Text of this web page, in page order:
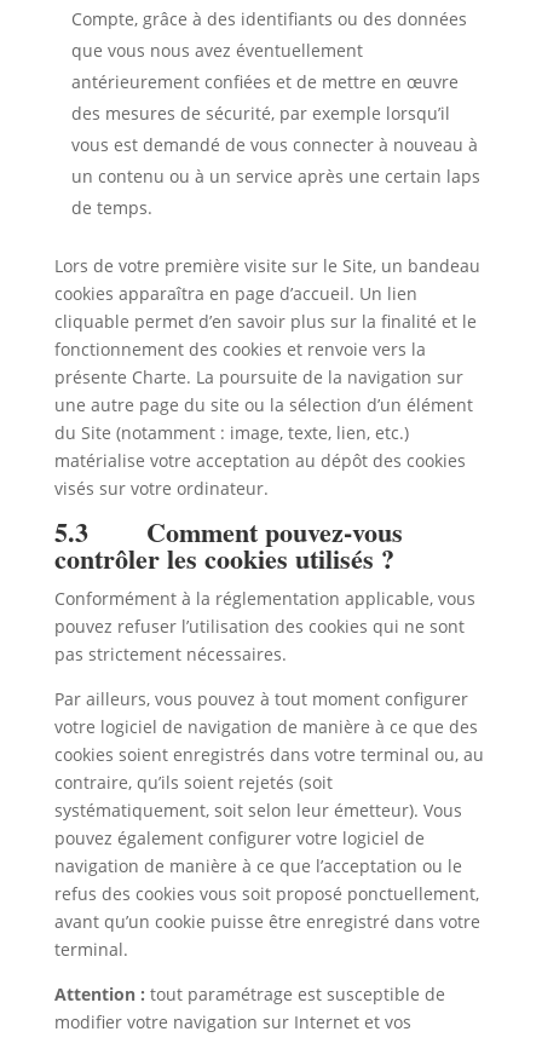
Compte, grâce à des identifiants ou des données
que vous nous avez éventuellement
antérieurement confiées et de mettre en œuvre
des mesures de sécurité, par exemple lorsqu’il
vous est demandé de vous connecter à nouveau à
un contenu ou à un service après une certain laps
de temps.
Lors de votre première visite sur le Site, un bandeau
cookies apparaîtra en page d’accueil. Un lien
cliquable permet d’en savoir plus sur la finalité et le
fonctionnement des cookies et renvoie vers la
présente Charte. La poursuite de la navigation sur
une autre page du site ou la sélection d’un élément
du Site (notamment : image, texte, lien, etc.)
matérialise votre acceptation au dépôt des cookies
visés sur votre ordinateur.
5.3 Comment pouvez-vous
contrôler les cookies utilisés ?
Conformément à la réglementation applicable, vous
pouvez refuser l’utilisation des cookies qui ne sont
pas strictement nécessaires.
Par ailleurs, vous pouvez à tout moment configurer
votre logiciel de navigation de manière à ce que des
cookies soient enregistrés dans votre terminal ou, au
contraire, qu’ils soient rejetés (soit
systématiquement, soit selon leur émetteur). Vous
pouvez également configurer votre logiciel de
navigation de manière à ce que l’acceptation ou le
refus des cookies vous soit proposé ponctuellement,
avant qu’un cookie puisse être enregistré dans votre
terminal.
Attention : tout paramétrage est susceptible de
modifier votre navigation sur Internet et vos